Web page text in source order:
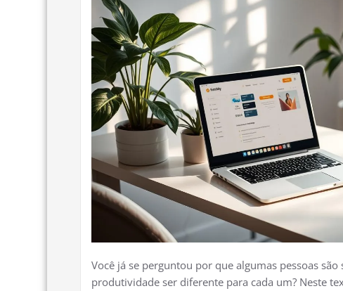
Você já se perguntou por que algumas pessoas
produtividade ser diferente para cada um? Neste